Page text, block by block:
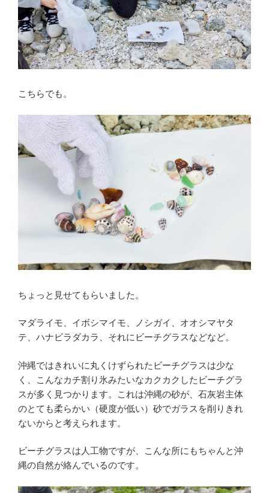
こちらでも。
ちょっと見せてもらいました。
マダライモ、イボシマイモ、ノシガイ、オオシマヤタ
テ、ハナビラダカラ、それにビーチグラスなどなど。
沖縄ではきれいに丸くけずられたビーチグラスは少な
く、こんなカチ割り氷みたいなカクカクしたビーチグラ
スが多く見つかります。これは沖縄の砂が、石灰岩主体
のとても柔らかい（硬度が低い）砂でガラスを削りきれ
ないからと考えられます。
ビーチグラスは人工物ですが、こんな所にもちゃんと沖
縄の自然が絡んでいるのです。